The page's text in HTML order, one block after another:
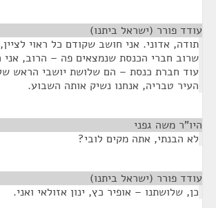
עודד פורר (ישראל ביתנו)
תודה, אדוני. אני חושב שקודם כל ראוי
שרוב חברי הכנסת שנמצאים פה – הרוב,
עוד חברת כנסת – הם שלושת יושבי הראש
העיר טבריה, אנחנו נשיק אותה השבוע.
היו"ר משה גפני
לא הבנתי, אתה מקים לובי?
עודד פורר (ישראל ביתנו)
כן, שלושתנו – אופיר כץ, ינון אזולאי ואני.